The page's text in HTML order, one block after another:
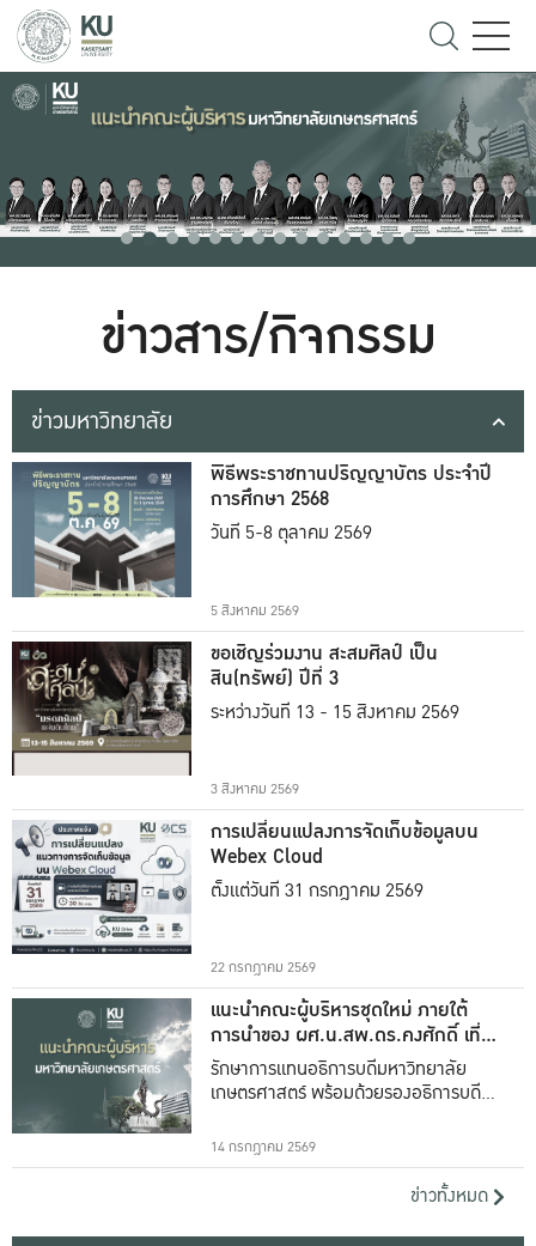
ข่าวสาร/กิจกรรม
ข่าวมหาวิทยาลัย
พิธีพระราชทานปริญญาบัตร ประจำปี
การศึกษา 2568
วันที่ 5-8 ตุลาคม 2569
5 สิงหาคม 2569
ขอเชิญร่วมงาน สะสมศิลป์ เป็น
สิน(ทรัพย์) ปีที่ 3
ระหว่างวันที่ 13 - 15 สิงหาคม 2569
3 สิงหาคม 2569
การเปลี่ยนแปลงการจัดเก็บข้อมูลบน
Webex Cloud
ตั้งแต่วันที่ 31 กรกฎาคม 2569
22 กรกฎาคม 2569
แนะนำคณะผู้บริหารชุดใหม่ ภายใต้
การนำของ ผศ.น.สพ.ดร.คงศักดิ์ เที่ยง
ธรรม
รักษาการแทนอธิการบดีมหาวิทยาลัย
เกษตรศาสตร์ พร้อมด้วยรองอธิการบดีทั้ง
14 กรกฎาคม 2569
ข่าวทั้งหมด